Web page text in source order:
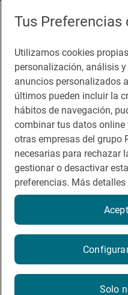
¿Quieres probarlo?
Por favor, contacta
Viajar
Política de privacidad
Condiciones del servicio
© Repsol S.A. 2000- 2026
Tus Preferencias
Utilizamos cookies
personalización, análisis
anuncios personalizados
últimos pueden incluir la
hábitos de navegación,
combinar tus datos
otras empresas del grupo
necesarias para rechazar
gestionar o desactivar
preferencias. Más detalles
Solo